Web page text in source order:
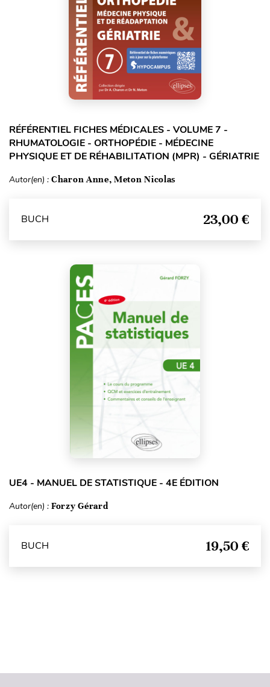
RÉFÉRENTIEL FICHES MÉDICALES - VOLUME 7 -
RHUMATOLOGIE - ORTHOPÉDIE - MÉDECINE
PHYSIQUE ET DE RÉHABILITATION (MPR) - GÉRIATRIE
Autor(en) : Charon Anne, Meton Nicolas
BUCH 23,00 €
UE4 - MANUEL DE STATISTIQUE - 4E ÉDITION
Autor(en) : Forzy Gérard
BUCH 19,50 €